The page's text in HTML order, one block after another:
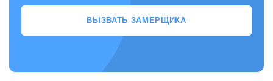
ВЫЗВАТЬ ЗАМЕРЩИКА